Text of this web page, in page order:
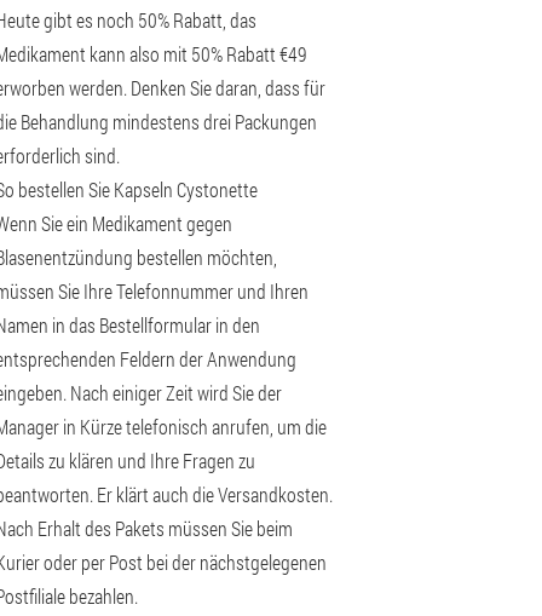
gibt es noch 50% Rabatt, das
kann also mit 50% Rabatt €49
werden. Denken Sie daran, dass für
Behandlung mindestens drei Packungen
sind.
bestellen Sie Kapseln Cystonette
Sie ein Medikament gegen
bestellen möchten,
Sie Ihre Telefonnummer und Ihren
in das Bestellformular in den
Feldern der Anwendung
Nach einiger Zeit wird Sie der
in Kürze telefonisch anrufen, um die
zu klären und Ihre Fragen zu
Er klärt auch die Versandkosten.
Erhalt des Pakets müssen Sie beim
oder per Post bei der nächstgelegenen
bezahlen.